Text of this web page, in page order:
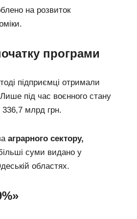
на розвиток
програми
підприємці отримали
під час воєнного стану
336,7 млрд грн.
аграрного сектору,
суми видано у
областях.